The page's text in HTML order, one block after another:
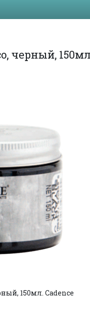
черный,
150мл. Cadence